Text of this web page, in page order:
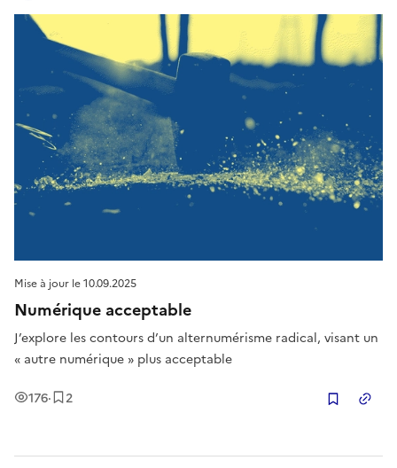
Mise à jour le10.09.2025
Numérique acceptable
J’explore les contours d’un alternumérisme radical, visant un
« autre numérique » plus acceptable
176Vues
· 2Enregistrement